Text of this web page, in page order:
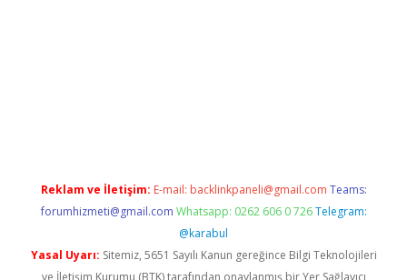
Reklam ve İletişim: E-mail: backlinkpaneli@gmail.com Teams:
forumhizmeti@gmail.com Whatsapp: 0262 606 0 726 Telegram:
@karabul
Yasal Uyarı: Sitemiz, 5651 Sayılı Kanun gereğince Bilgi Teknolojileri
ve İletişim Kurumu (BTK) tarafından onaylanmış bir Yer Sağlayıcı